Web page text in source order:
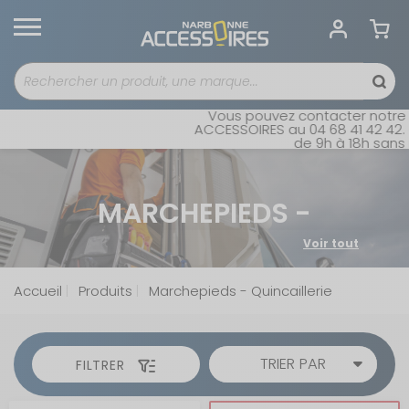
Vous pouvez contacter notre
ACCESSOIRES au 04 68 41 42 42.
de 9h à 18h sans
MARCHEPIEDS -
QUINCAILLERIE
L'aménagement d'un camping-car ou d'une caravane
nécessite une attention particulière. Il s'agit non
seulement de confort, mais aussi de sécurité. La
réparer, à améliorer ou à personnaliser votre espace de
vie en voyage, la quincaillerie adéquate est la clé de la
réussite.
MARCHEPIED -
Voir tout
Accueil Produits Marchepieds - Quincaillerie
FILTRER TRIER PAR